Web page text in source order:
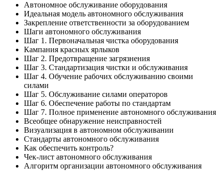
Автономное обслуживание оборудования
Идеальная модель автономного обслуживания
Закрепление ответственности за оборудованием
Шаги автономного обслуживания
Шаг 1. Первоначальная чистка оборудования
Кампания красных ярлыков
Шаг 2. Предотвращение загрязнения
Шаг 3. Стандартизация чистки и обслуживания
Шаг 4. Обучение рабочих обслуживанию своими
силами
Шаг 5. Обслуживание силами операторов
Шаг 6. Обеспечение работы по стандартам
Шаг 7. Полное применение автономного обслуживания
Всеобщее обнаружение неисправностей
Визуализация в автономном обслуживании
Стандарты автономного обслуживания
Как обеспечить контроль?
Чек-лист автономного обслуживания
Алгоритм организации автономного обслуживания